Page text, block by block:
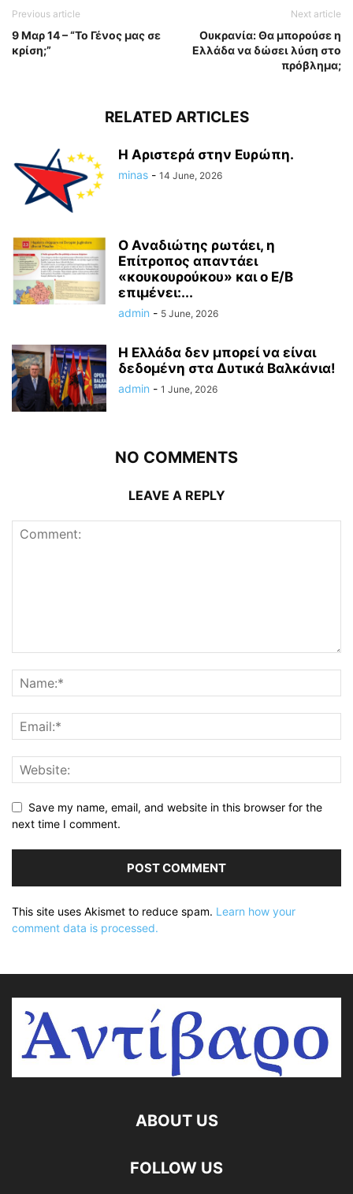
Previous article
9 Μαρ 14 – “Το Γένος μας σε
κρίση;”
Next article
Ουκρανία: Θα μπορούσε η
Ελλάδα να δώσει λύση στο
πρόβλημα;
RELATED ARTICLES
Η Αριστερά στην Ευρώπη.
minas - 14 June, 2026
O Αναδιώτης ρωτάει, η
Επίτροπος απαντάει
«κουκουρούκου» και ο Ε/Β
επιμένει:...
admin - 5 June, 2026
Η Ελλάδα δεν μπορεί να είναι
δεδομένη στα Δυτικά Βαλκάνια!
admin - 1 June, 2026
NO COMMENTS
LEAVE A REPLY
Save my name, email, and website in this browser for the
next time I comment.
This site uses Akismet to reduce spam. Learn how your
comment data is processed.
ABOUT US
FOLLOW US